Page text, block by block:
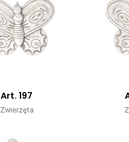
Art. 197
Zwierzęta